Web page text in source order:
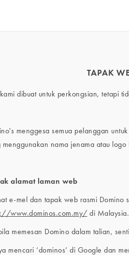
TAPAK
dibuat untuk perkongsian, tetapi
menggesa semua pelanggan
menggunakan nama jenama atau
alamat laman web
e-mel dan tapak web rasmi Domino
www.dominos.com.my/ di Malaysia.
memesan Domino dalam talian,
mencari ‘dominos’ di Google dan